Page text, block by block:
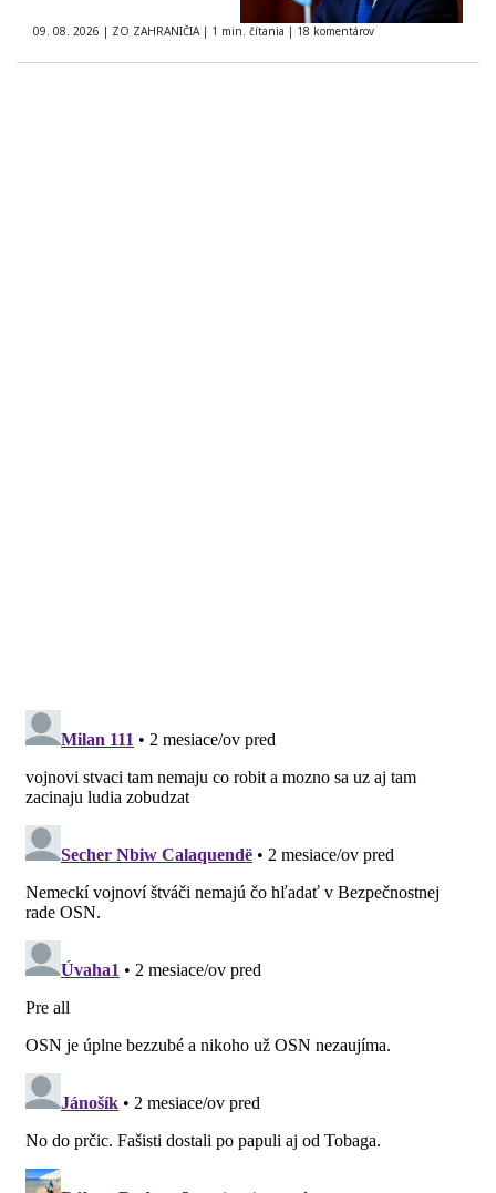
09. 08. 2026 | ZO ZAHRANIČIA | 1 min. čítania | 18 komentárov